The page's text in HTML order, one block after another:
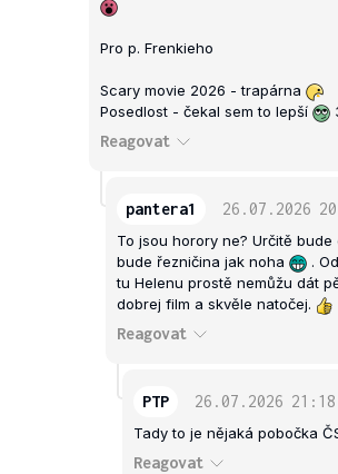
Pro p. Frenkieho
Scary movie 2026 - trapárna
Posedlost - čekal sem to lepší
Reagovat
pantera1 26.07.2026
To jsou horory ne? Určitě
bude řezničina jak noha
.
tu Helenu prostě nemůžu dát
dobrej film a skvěle natočej.
Reagovat
PTP 26.07.2026 21:18
Tady to je nějaká pobočka
Reagovat